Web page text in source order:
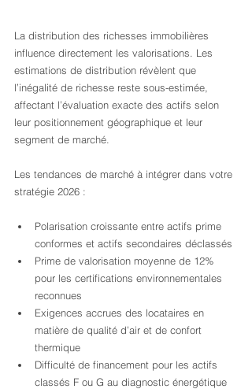
La distribution des richesses immobilières
influence directement les valorisations. Les
estimations de distribution révèlent que
l’inégalité de richesse reste sous-estimée,
affectant l’évaluation exacte des actifs selon
leur positionnement géographique et leur
segment de marché.
Les tendances de marché à intégrer dans votre
stratégie 2026 :
Polarisation croissante entre actifs prime
conformes et actifs secondaires déclassés
Prime de valorisation moyenne de 12%
pour les certifications environnementales
reconnues
Exigences accrues des locataires en
matière de qualité d’air et de confort
thermique
Difficulté de financement pour les actifs
classés F ou G au diagnostic énergétique